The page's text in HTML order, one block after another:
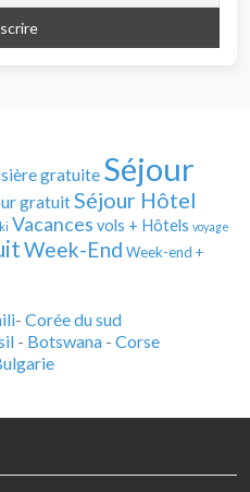
gratuite Séjour
gratuitSéjour Hôtel
Vacances vols + Hôtels voyage
Week-End Week-end +
- Corée du sud
- Botswana - Corse